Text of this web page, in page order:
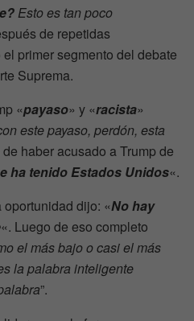
Esto es tan poco
de repetidas
primer segmento del debate
Suprema.
«payaso» y «racista»
este payaso, perdón, esta
haber acusado a Trump de
ha tenido Estados Unidos«.
oportunidad dijo: «No hay
«. Luego de eso completo
el más bajo o casi el más
la palabra inteligente
”.